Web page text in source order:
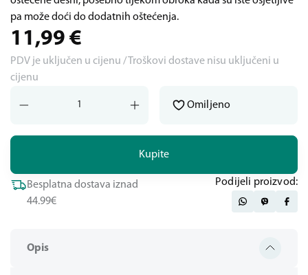
Opis
pa može doći do dodatnih oštećenja.
11,99 €
PDV je uključen u cijenu / Troškovi dostave nisu uključeni u
cijenu
Kupite
Omiljeno
Besplatna dostava iznad
44.99€
Podijeli proizvod: